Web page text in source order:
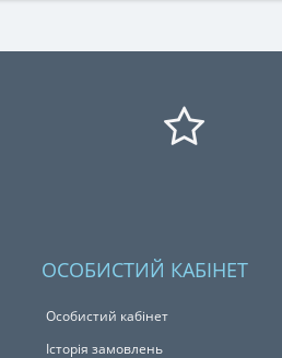
ОСОБИСТИЙ КАБІНЕТ
Особистий кабінет
Історія замовлень